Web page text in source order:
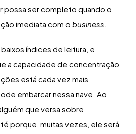
possa ser completo quando o
imediata com o business.
índices de leitura, e
a capacidade de concentração
está cada vez mais
embarcar nessa nave. Ao
que versa sobre
porque, muitas vezes, ele será